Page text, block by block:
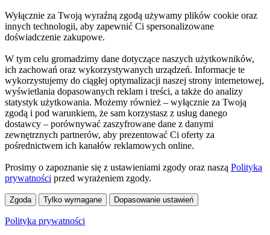
Wyłącznie za Twoją wyraźną zgodą używamy plików cookie oraz
innych technologii, aby zapewnić Ci spersonalizowane
doświadczenie zakupowe.
W tym celu gromadzimy dane dotyczące naszych użytkowników,
ich zachowań oraz wykorzystywanych urządzeń. Informacje te
wykorzystujemy do ciągłej optymalizacji naszej strony internetowej,
wyświetlania dopasowanych reklam i treści, a także do analizy
statystyk użytkowania. Możemy również – wyłącznie za Twoją
zgodą i pod warunkiem, że sam korzystasz z usług danego
dostawcy – porównywać zaszyfrowane dane z danymi
zewnętrznych partnerów, aby prezentować Ci oferty za
pośrednictwem ich kanałów reklamowych online.
Prosimy o zapoznanie się z ustawieniami zgody oraz naszą Polityką
prywatności przed wyrażeniem zgody.
Zgoda Tylko wymagane Dopasowanie ustawień
Polityka prywatności